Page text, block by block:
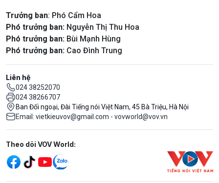
Trưởng ban: Phó Cẩm Hoa
Phó trưởng ban: Nguyễn Thị Thu Hoa
Phó trưởng ban: Bùi Mạnh Hùng
Phó trưởng ban: Cao Đình Trung
Liên hệ
024 38252070
024 38266707
Ban Đối ngoại, Đài Tiếng nói Việt Nam, 45 Bà Triệu, Hà Nội
Email: vietkieuvov@gmail.com - vovworld@vov.vn
Mạng xã hội
Theo dõi VOV World: